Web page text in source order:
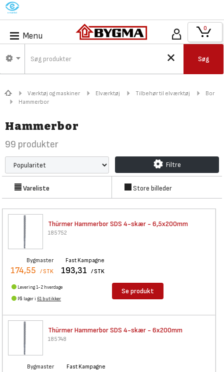
M
Menu
Søg
0
Værktøj og maskiner Elværktøj Tilbehør til elværktøj
Bor
Hammerbor
Hammerbor
99 produkter
Filtre
Vareliste Store billeder
Thürmer Hammerbor SDS 4-skær - 6,5x200mm
185752
Bygmaster
174,55 / STK
Fast Kampagne
193,31 / STK
Levering 1-2 hverdage
På lager i 61 butikker
Se produkt
Thürmer Hammerbor SDS 4-skær - 6x200mm
185748
Bygmaster Fast Kampagne